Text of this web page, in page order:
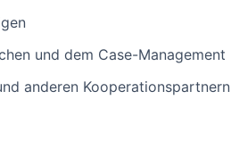
und dem Case-Management
anderen Kooperationspartnern